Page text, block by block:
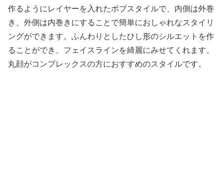
作るようにレイヤーを入れたボブスタイルで、内側は外巻
き、外側は内巻きにすることで簡単におしゃれなスタイリ
ングができます。ふんわりとしたひし形のシルエットを作
ることができ、フェイスラインを綺麗にみせてくれます。
丸顔がコンプレックスの方におすすめのスタイルです。